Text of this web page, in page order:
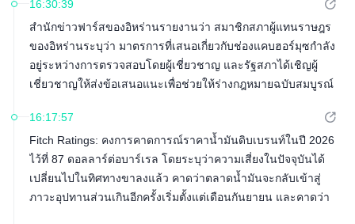
ภัยที่เข้มงวดเกี่ยวกับการชำระเงินใดๆ
16:30:39
สำนักข่าวฟาร์สของอิหร่านรายงานว่า สมาชิกสภาผู้แทนราษฎร
ของอิหร่านระบุว่า มาตรการที่เสนอเกี่ยวกับช่องแคบฮอร์มุซกำลัง
อยู่ระหว่างการตรวจสอบโดยผู้เชี่ยวชาญ และรัฐสภาได้เชิญผู้
เชี่ยวชาญให้ส่งข้อเสนอแนะเพื่อช่วยให้ร่างกฎหมายฉบับสมบูรณ์
16:17:57
Fitch Ratings: คงการคาดการณ์ราคาน้ำมันดิบเบรนท์ในปี 2026
ไว้ที่ 87 ดอลลาร์ต่อบาร์เรล โดยระบุว่าความเสี่ยงในปัจจุบันได้
เปลี่ยนไปในทิศทางขาลงแล้ว คาดว่าตลาดน้ำมันจะกลับเข้าสู่
ภาวะอุปทานส่วนเกินอีกครั้งเริ่มตั้งแต่เดือนกันยายน และคาดว่า